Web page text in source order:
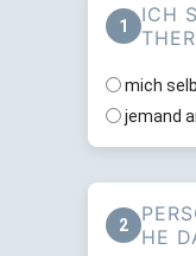
1
ICH
mich
jemand
2
HE